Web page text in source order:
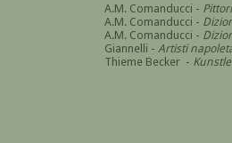
A.M. Comanducci -
A.M. Comanducci -
A.M. Comanducci -
Giannelli - Artisti
Thieme Becker -